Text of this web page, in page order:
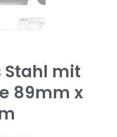
Stahl mit
89mm x